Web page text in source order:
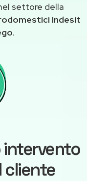
settore della
Indesit
.
intervento
cliente